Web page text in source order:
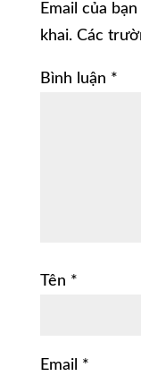
Email của
khai. Các
Bình luận *
Tên *
Email *